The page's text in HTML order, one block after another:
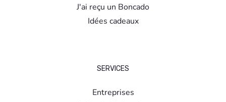
J'ai reçu un Boncado
Idées cadeaux
SERVICES
Entreprises